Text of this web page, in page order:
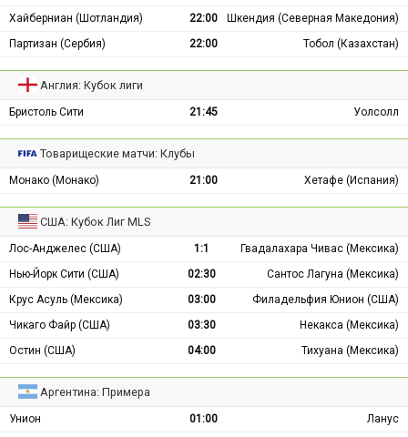
Хайберниан (Шотландия)
22:00
Шкендия (Северная Македония)
Партизан (Сербия)
22:00 Тобол (Казахстан)
Англия: Кубок лиги
Бристоль Сити 21:45 Уолсолл
Товарищеские матчи: Клубы
Монако (Монако) 21:00 Хетафе (Испания)
США: Кубок Лиг MLS
Лос-Анджелес (США) 1:1
Гвадалахара Чивас (Мексика)
Нью-Йорк Сити (США)
02:30
Сантос Лагуна (Мексика)
Крус Асуль (Мексика)
03:00
Филадельфия Юнион (США)
Чикаго Файр (США)
03:30
Некакса (Мексика)
Остин (США)
04:00 Тихуана (Мексика)
Аргентина: Примера
Унион 01:00 Ланус